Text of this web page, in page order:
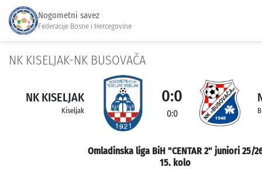
Nogometni savez
Federacije Bosne i Hercegovine
NK KISELJAK-NK BUSOVAČA
NK KISELJAK
Kiseljak
0:0
0:0
Omladinska liga BiH "CENTAR 2" juniori 25/
15. kolo